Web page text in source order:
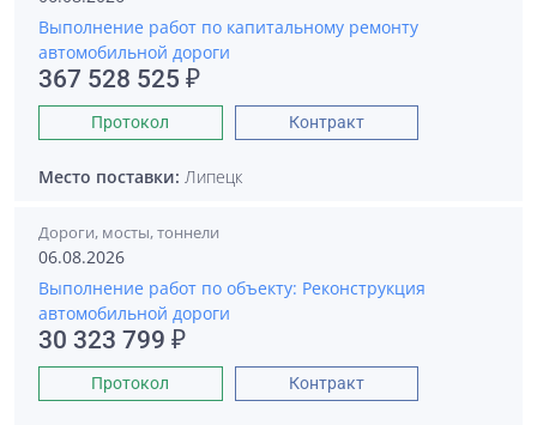
Выполнение работ по капитальному ремонту
автомобильной дороги
367 528 525 ₽
Протокол Контракт
Место поставки: Липецк
Дороги, мосты, тоннели
06.08.2026
Выполнение работ по объекту: Реконструкция
автомобильной дороги
30 323 799 ₽
Протокол Контракт